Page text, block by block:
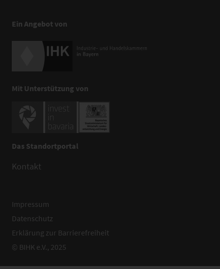
Ein Angebot von
Mit Unterstützung von
Das Standortportal
Kontakt
Impressum
Datenschutz
Erklärung zur Barrierefreiheit
© BIHK e.V., 2025